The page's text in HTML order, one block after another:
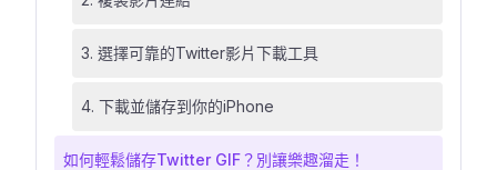
3. 選擇可靠的Twitter影片下載工具
4. 下載並儲存到你的iPhone
如何輕鬆儲存Twitter GIF？別讓樂趣溜走！